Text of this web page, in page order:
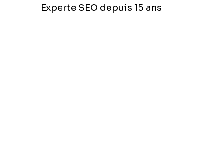
Experte SEO depuis 15 ans